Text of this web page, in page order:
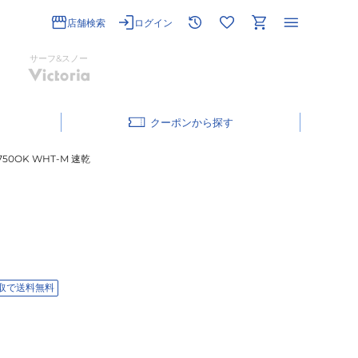
店舗検索 ログイン
サーフ&スノー
クーポン
WHT-M 速乾
で送料無料